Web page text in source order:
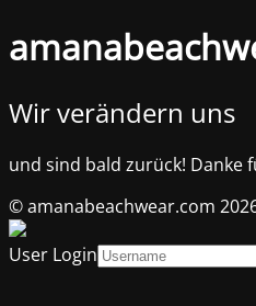
Wir verändern uns
und sind bald zurück! Danke
© amanabeachwear.com
User Login